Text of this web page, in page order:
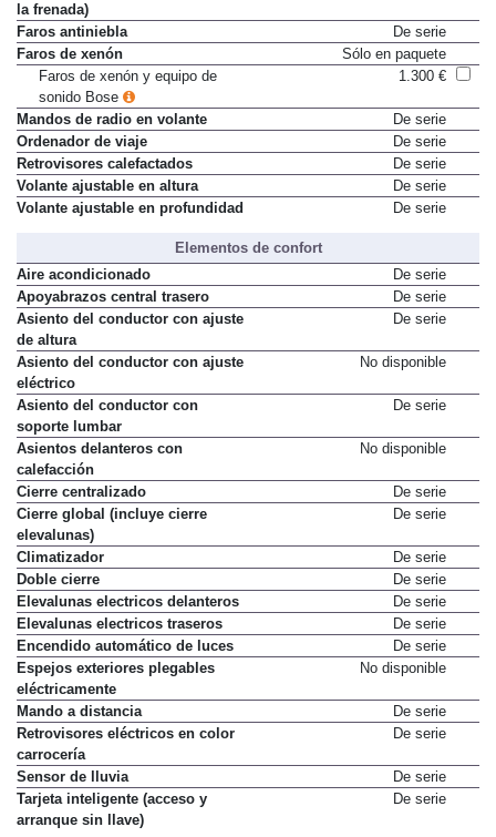
la frenada)
Faros antiniebla
De serie
Faros de xenón
Sólo en paquete
Faros de xenón y equipo de
sonido Bose
1.300 €
Mandos de radio en volante
De serie
Ordenador de viaje
De serie
Retrovisores calefactados
De serie
Volante ajustable en altura
De serie
Volante ajustable en profundidad
De serie
Elementos de confort
Aire acondicionado
De serie
Apoyabrazos central trasero
De serie
Asiento del conductor con ajuste
de altura
De serie
Asiento del conductor con ajuste
eléctrico
No disponible
Asiento del conductor con
soporte lumbar
De serie
Asientos delanteros con
calefacción
No disponible
Cierre centralizado
De serie
Cierre global (incluye cierre
elevalunas)
De serie
Climatizador
De serie
Doble cierre
De serie
Elevalunas electricos delanteros
De serie
Elevalunas electricos traseros
De serie
Encendido automático de luces
De serie
Espejos exteriores plegables
eléctricamente
No disponible
Mando a distancia
De serie
Retrovisores eléctricos en color
carrocería
De serie
Sensor de lluvia
De serie
Tarjeta inteligente (acceso y
arranque sin llave)
De serie